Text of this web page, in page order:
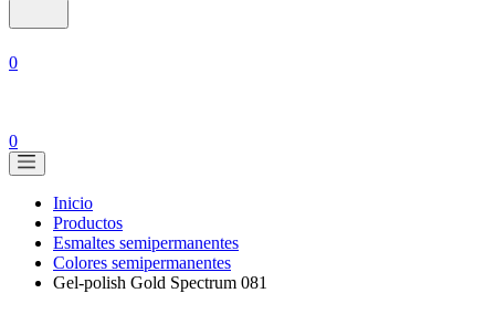
0
0
Inicio
Productos
Esmaltes semipermanentes
Colores semipermanentes
Gel-polish Gold Spectrum 081